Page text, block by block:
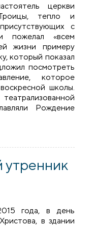
церкви
тепло и
с
пожелал «всем
жизни примеру
который показал
посмотреть
которое
школы.
Рождение
утренник
года, в день
в здании